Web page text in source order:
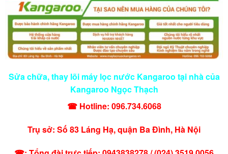
Sửa chữa, thay lõi máy lọc nước Kangaroo tại nhà của
Kangaroo Ngọc Thạch
☎ Hotline: 096.734.6068
Trụ sở: Số 83 Láng Hạ, quận Ba Đình, Hà Nội